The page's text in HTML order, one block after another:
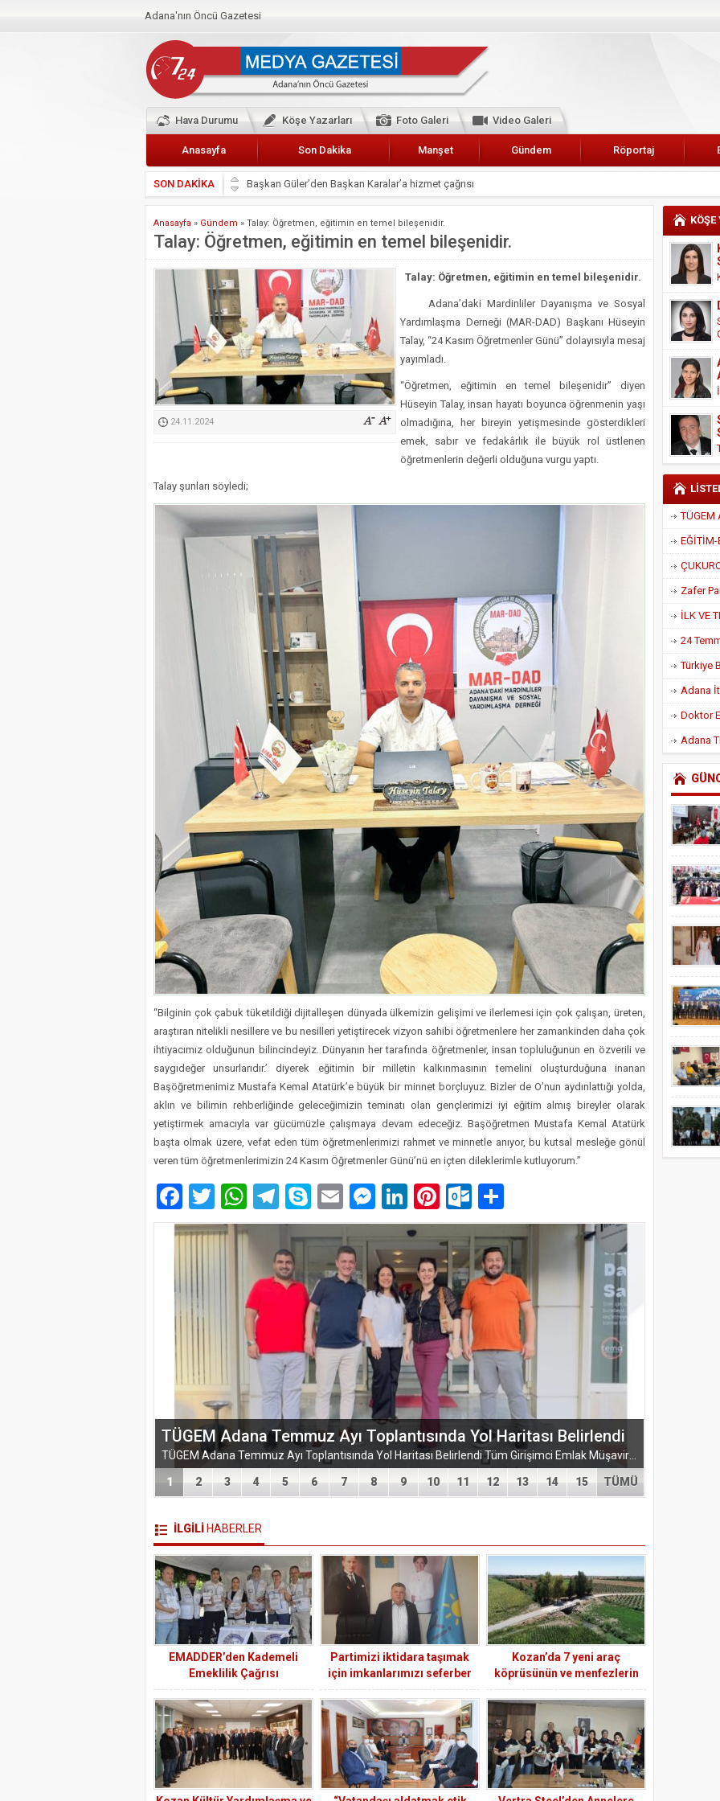
Adana'nın Öncü Gazetesi
Hava Durumu Köşe Yazarları Foto Galeri Video Galeri
Anasayfa Son Dakika Manşet Gündem Röportaj
SON DAKİKA
Başkan Güler’den Başkan Karalar’a hizmet çağrısı
Lokantacılar ve Kebapçılar Esnaf Odası Başkanı Şefik Arslan
Hak-İş Abdurrahman Yücel
HDP İL BİNASININ ÖNÜNDE ANNELER TARİH YAZIYORLAR
CEYHAN TİCARET ODASI
Hainler emellerine asla erişemeyecekler
BÖLGEMİZ ÇUKUROVA’DA 2019 YILI PAMUK HASADINA BAŞLANDI
İyi Parti Yüreğir İlçe Başkanı Enis Akyürek
Kimyasallardan Koruma Derneği Başkanı Cennet Çelik
Anasayfa » Gündem » Talay: Öğretmen, eğitimin en temel bileşenidir.
Talay: Öğretmen, eğitimin en temel bileşenidir.
24.11.2024
Talay: Öğretmen, eğitimin en temel bileşenidir.
Adana’daki Mardinliler Dayanışma ve Sosyal
Yardımlaşma Derneği (MAR-DAD) Başkanı Hüseyin
Talay, “24 Kasım Öğretmenler Günü” dolayısıyla mesaj
yayımladı.
“Öğretmen, eğitimin en temel bileşenidir” diyen
Hüseyin Talay, insan hayatı boyunca öğrenmenin yaşı
olmadığına, her bireyin yetişmesinde gösterdikleri
emek, sabır ve fedakârlık ile büyük rol üstlenen
öğretmenlerin değerli olduğuna vurgu yaptı.
Talay şunları söyledi;
“Bilginin çok çabuk tüketildiği dijitalleşen dünyada ülkemizin gelişimi ve ilerlemesi için çok çalışan, üreten,
araştıran nitelikli nesillere ve bu nesilleri yetiştirecek vizyon sahibi öğretmenlere her zamankinden daha çok
ihtiyacımız olduğunun bilincindeyiz. Dünyanın her tarafında öğretmenler, insan topluluğunun en özverili ve
saygıdeğer unsurlarıdır.’ diyerek eğitimin bir milletin kalkınmasının temelini oluşturduğuna inanan
Başöğretmenimiz Mustafa Kemal Atatürk’e büyük bir minnet borçluyuz. Bizler de O’nun aydınlattığı yolda,
aklın ve bilimin rehberliğinde geleceğimizin teminatı olan gençlerimizi iyi eğitim almış bireyler olarak
yetiştirmek amacıyla var gücümüzle çalışmaya devam edeceğiz. Başöğretmen Mustafa Kemal Atatürk
başta olmak üzere, vefat eden tüm öğretmenlerimizi rahmet ve minnetle anıyor, bu kutsal mesleğe gönül
veren tüm öğretmenlerimizin 24 Kasım Öğretmenler Günü’nü en içten dileklerimle kutluyorum.”
Facebook
Twitter
WhatsApp
Telegram
SkypeEmailMessenger
LinkedIn
Pinterest
Outlook.com
EĞİTİM-BİR-SEN ADANA ŞUBESİ’NDEN KAHRAMANMARAŞ’A
VEFA VE DAYANIŞMA ÇIKARMASI
EĞİTİM-BİR-SEN ADANA ŞUBESİ’NDEN KAHRAMANMARAŞ’A VEFA VE DAYANIŞMA ÇIKARMASI Eğitim-Bir-Sen Adana Şubesi, Kahramanmaraş’ta anlamlı temaslarda bulundu. Adana heyeti; sendikal dayanışmayı güçlendirmek...
1 2 3 4 5 6 7 8 9 10 11 12 13 14 15 TÜMÜ
İLGİLİHABERLER
EMADDER’den Kademeli
Emeklilik Çağrısı
Partimizi iktidara taşımak
için imkanlarımızı seferber
ediyoruz.
Kozan’da 7 yeni araç
köprüsünün ve menfezlerin
yapım işlemi tamamlandı
Adana